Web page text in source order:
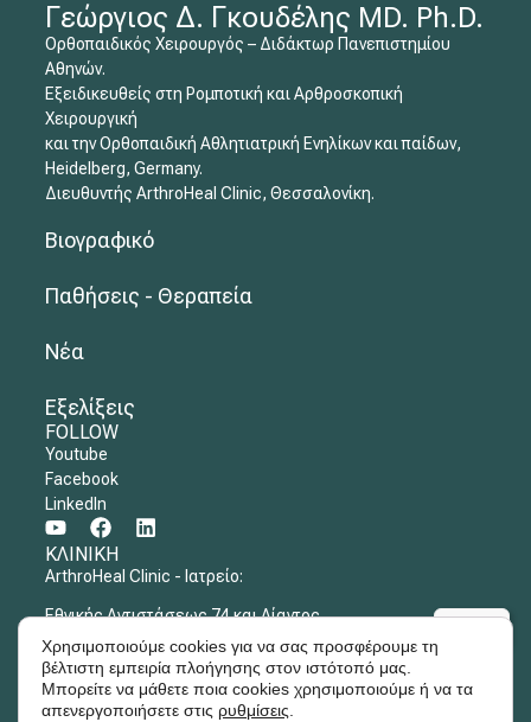
Γεώργιος Δ. Γκουδέλης MD. Ph.D.
Ορθοπαιδικός Χειρουργός – Διδάκτωρ Πανεπιστημίου
Αθηνών.
Εξειδικευθείς στη Ρομποτική και Αρθροσκοπική
Χειρουργική
και την Ορθοπαιδική Αθλητιατρική Ενηλίκων και παίδων,
Heidelberg, Germany.
Διευθυντής ArthroHeal Clinic, Θεσσαλονίκη.
Βιογραφικό
Παθήσεις - Θεραπεία
Νέα
Εξελίξεις
FOLLOW
Youtube
Facebook
LinkedIn
ΚΛΙΝΙΚΗ
ArthroHeal Clinic - Ιατρείο:
Εθνικής Αντιστάσεως 74 και Αίαντος,
Κτήριο 1, 5ος όροφος, Καλαμαριά Θεσσαλονίκη.
Η κλινική εξέταση στη κλινική, γίνεται κατόπιν ραντεβού.
Χρησιμοποιούμε cookies για να σας προσφέρουμε τη
βέλτιστη εμπειρία πλοήγησης στον ιστότοπό μας.
Μπορείτε να μάθετε ποια cookies χρησιμοποιούμε ή να τα
απενεργοποιήσετε στις ρυθμίσεις